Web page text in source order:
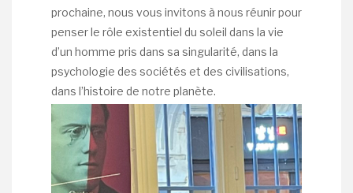
prochaine, nous vous invitons à nous réunir pour
penser le rôle existentiel du soleil dans la vie
d’un homme pris dans sa singularité, dans la
psychologie des sociétés et des civilisations,
dans l’histoire de notre planète.